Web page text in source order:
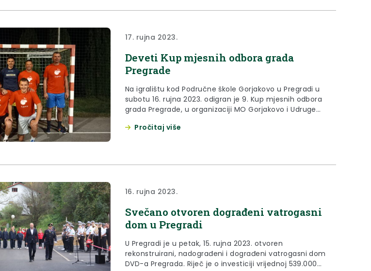
Kolar, gradonačelnik Marko Vešligaj, predsjednik
17. rujna 2023.
Deveti Kup mjesnih odbora grada
Pregrade
Na igralištu kod Područne škole Gorjakovo u Pregradi u
subotu 16. rujna 2023. odigran je 9. Kup mjesnih odbora
grada Pregrade, u organizaciji MO Gorjakovo i Udruge
večernjim satima odigrana je i revijalna utakmica
Pročitaj više
16. rujna 2023.
Svečano otvoren dograđeni vatrogasni
dom u Pregradi
U Pregradi je u petak, 15. rujna 2023. otvoren
rekonstruirani, nadograđeni i dograđeni vatrogasni dom
DVD-a Pregrada. Riječ je o investiciji vrijednoj 539.000